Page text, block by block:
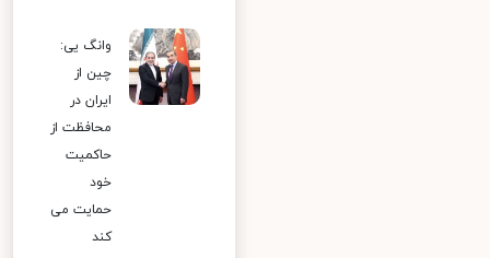
وانگ یی:
چین از
ایران در
محافظت از
حاکمیت
خود
حمایت می
کند